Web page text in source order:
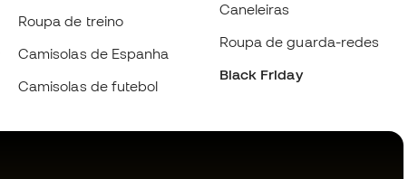
Roupa de treino
Camisolas de Espanha
Camisolas de futebol
Caneleiras
Roupa de guarda-redes
Black Friday